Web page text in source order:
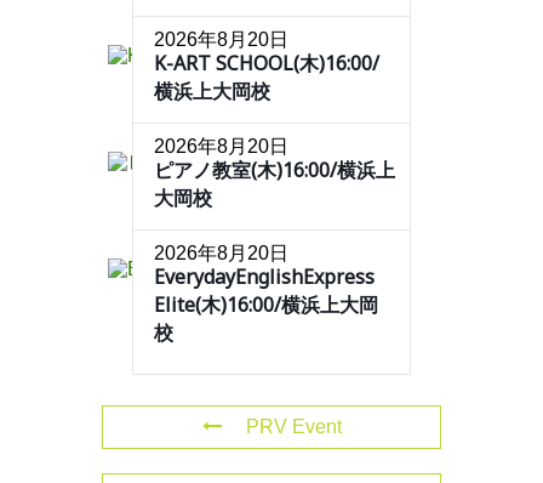
2026年8月20日
K-ART SCHOOL(木)16:00/
横浜上大岡校
2026年8月20日
ピアノ教室(木)16:00/横浜上
大岡校
2026年8月20日
EverydayEnglishExpress
Elite(木)16:00/横浜上大岡
校
PRV Event